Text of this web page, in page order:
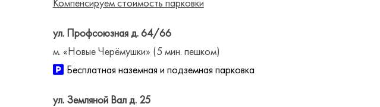
ул. Профсоюзная д. 64/66
м. «Новые Черёмушки» (5 мин. пешком)
Бесплатная наземная и подземная парковка
ул. Земляной Вал д. 25